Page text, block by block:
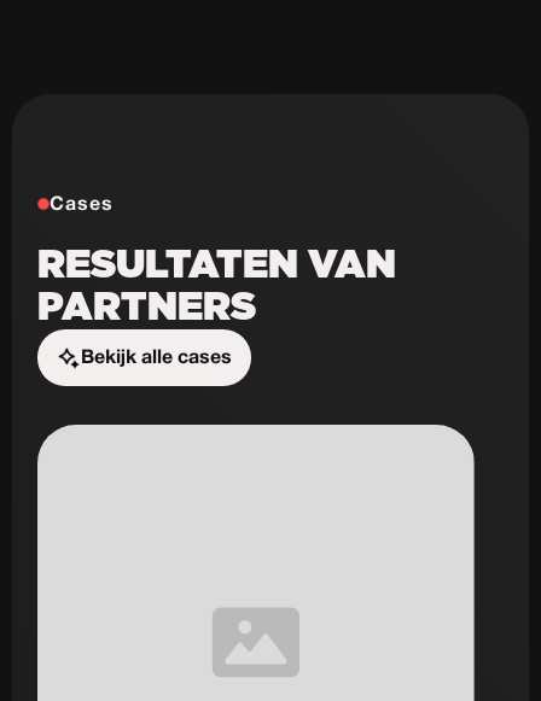
Cases
RESULTATEN VAN
PARTNERS
Bekijk alle cases
Start de uitdaging